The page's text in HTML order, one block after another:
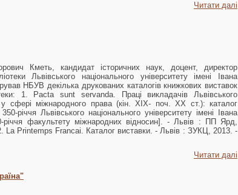
Читати далі
Кметь, кандидат історичних наук, доцент, директор
Львівського національного університету імені Івана
НБУВ декілька друкованих каталогів книжкових виставок
1. Pacta sunt servanda. Праці викладачів Львівського
у сфері міжнародного права (кін. XIX- поч. XX cт.): каталог
річчя Львівського національного університету імені Івана
річчя факультету міжнародних відносин]. - Львів : ПП Ярд,
La Printemps Francai. Каталог виставки. - Львів : ЗУКЦ, 2013. -
Читати далі